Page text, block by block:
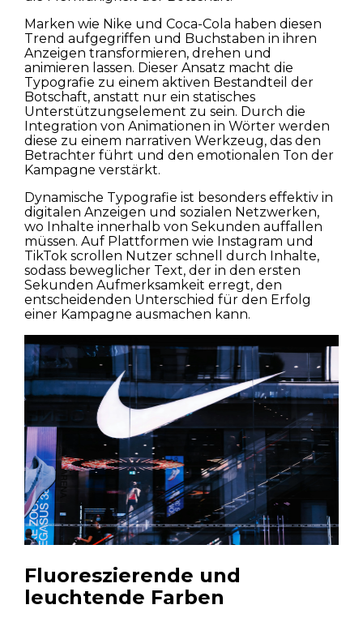
Marken wie Nike und Coca-Cola haben diesen
Trend aufgegriffen und Buchstaben in ihren
Anzeigen transformieren, drehen und
animieren lassen. Dieser Ansatz macht die
Typografie zu einem aktiven Bestandteil der
Botschaft, anstatt nur ein statisches
Unterstützungselement zu sein. Durch die
Integration von Animationen in Wörter werden
diese zu einem narrativen Werkzeug, das den
Betrachter führt und den emotionalen Ton der
Kampagne verstärkt.
Dynamische Typografie ist besonders effektiv in
digitalen Anzeigen und sozialen Netzwerken,
wo Inhalte innerhalb von Sekunden auffallen
müssen. Auf Plattformen wie Instagram und
TikTok scrollen Nutzer schnell durch Inhalte,
sodass beweglicher Text, der in den ersten
Sekunden Aufmerksamkeit erregt, den
entscheidenden Unterschied für den Erfolg
einer Kampagne ausmachen kann.
Fluoreszierende und
leuchtende Farben